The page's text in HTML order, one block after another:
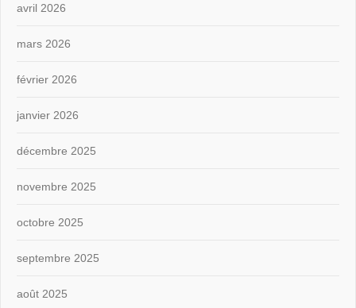
avril 2026
mars 2026
février 2026
janvier 2026
décembre 2025
novembre 2025
octobre 2025
septembre 2025
août 2025